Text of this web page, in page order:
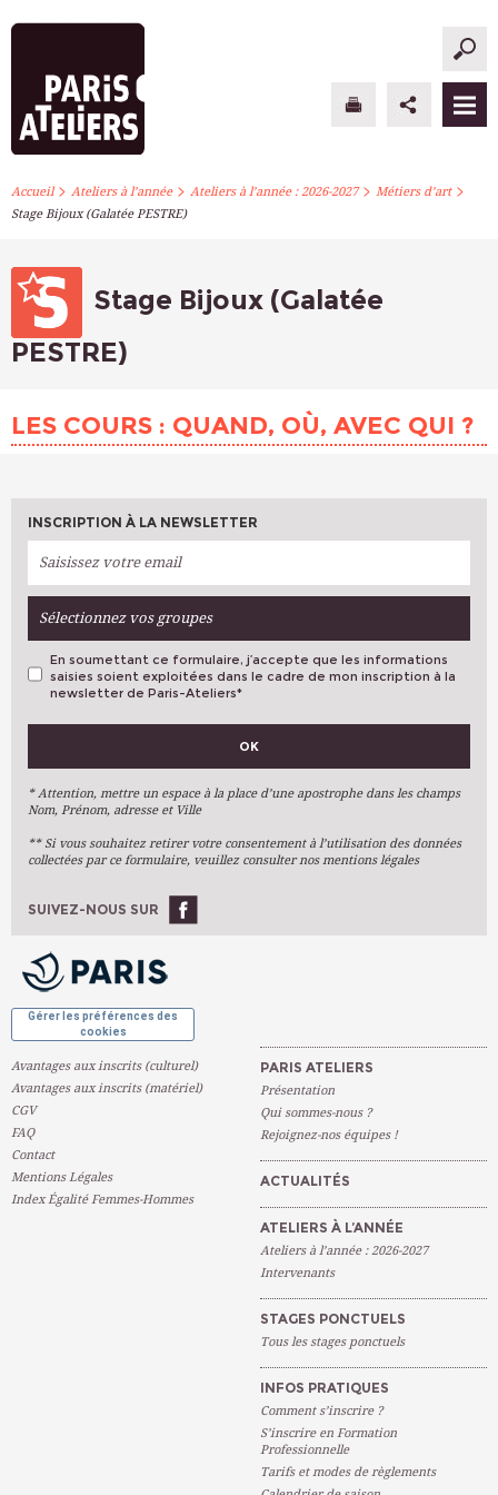
PARIS ATELIERS
ATELIERS À L’ANNÉE
S’INSCRIRE
Accueil> Ateliers à l’année> Ateliers à l’année : 2026-2027> Métiers d’art>
Stage Bijoux (Galatée PESTRE)
Stage Bijoux (Galatée
PESTRE)
LES COURS : QUAND, OÙ, AVEC QUI ?
INSCRIPTION À LA NEWSLETTER
Sélectionnez vos groupes
VOS PRÉFÉRENCES
Arts Plastiques
Arts Du Texte
Arts Numériques
Ateliers À L'année
En soumettant ce formulaire, j’accepte que les informations
saisies soient exploitées dans le cadre de mon inscription à la
newsletter de Paris-Ateliers*
OK
* Attention, mettre un espace à la place d’une apostrophe dans les champs
Nom, Prénom, adresse et Ville
** Si vous souhaitez retirer votre consentement à l’utilisation des données
collectées par ce formulaire, veuillez consulter nos mentions légales
SUIVEZ-NOUS SUR
Gérer les préférences des
cookies
Avantages aux inscrits (culturel)
Avantages aux inscrits (matériel)
CGV
FAQ
Contact
Mentions Légales
Index Égalité Femmes-Hommes
PARIS ATELIERS
Présentation
Qui sommes-nous ?
Rejoignez-nos équipes !
ACTUALITÉS
ATELIERS À L’ANNÉE
Ateliers à l’année : 2026-2027
Intervenants
STAGES PONCTUELS
Tous les stages ponctuels
INFOS PRATIQUES
Comment s’inscrire ?
S’inscrire en Formation
Professionnelle
Tarifs et modes de règlements